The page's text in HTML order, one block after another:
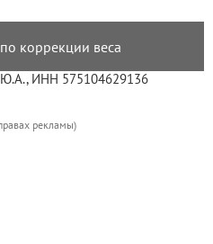
коррекции веса
ИНН 575104629136
рекламы)